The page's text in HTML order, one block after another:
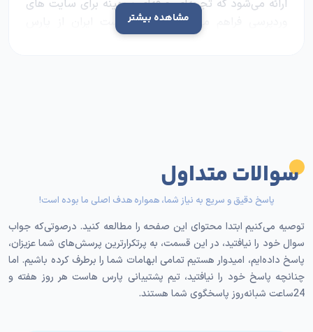
ارائه می‌شود که تجربه‌ای حرفه‌ای و بهینه برای سایت های
وردپرسی فراهم می‌کند. با تهیه هاست ایران از پارس
بازدیدکننده را بدون نگرانی از محدودیت پهنای باند فراهم
می‌کند. این ویژگی برای سایت‌هایی با بازدید بالا بسیار
مناسب است.
٢. کنترل پنل cPanel
هاست وردپرس پارس هاست از کنترل پنل محبوب cPanel
استفاده می‌کند که به شما امکان مدیریت آسان و سریع وب
سایت، ایمیل‌ها، دیتابیس‌ها و سایر منابع را می‌دهد.
مشاهده بیشتر
سوالات متداول
پاسخ دقیق و سریع به نیاز شما، همواره هدف اصلی ما بوده است!
توصیه می‌کنیم ابتدا محتوای این صفحه را مطالعه کنید. درصوتی‌که جواب
سوال خود را نیافتید، در این قسمت، به پرتکرارترین پرسش‌های شما عزیزان،
پاسخ داده‌ایم، امیدوار هستیم تمامی ابهامات شما را برطرف کرده باشیم. اما
چنانچه پاسخ خود را نیافتید، تیم پشتیبانی پارس هاست هر روز هفته و
24ساعت شبانه‌روز پاسخگوی شما هستند.